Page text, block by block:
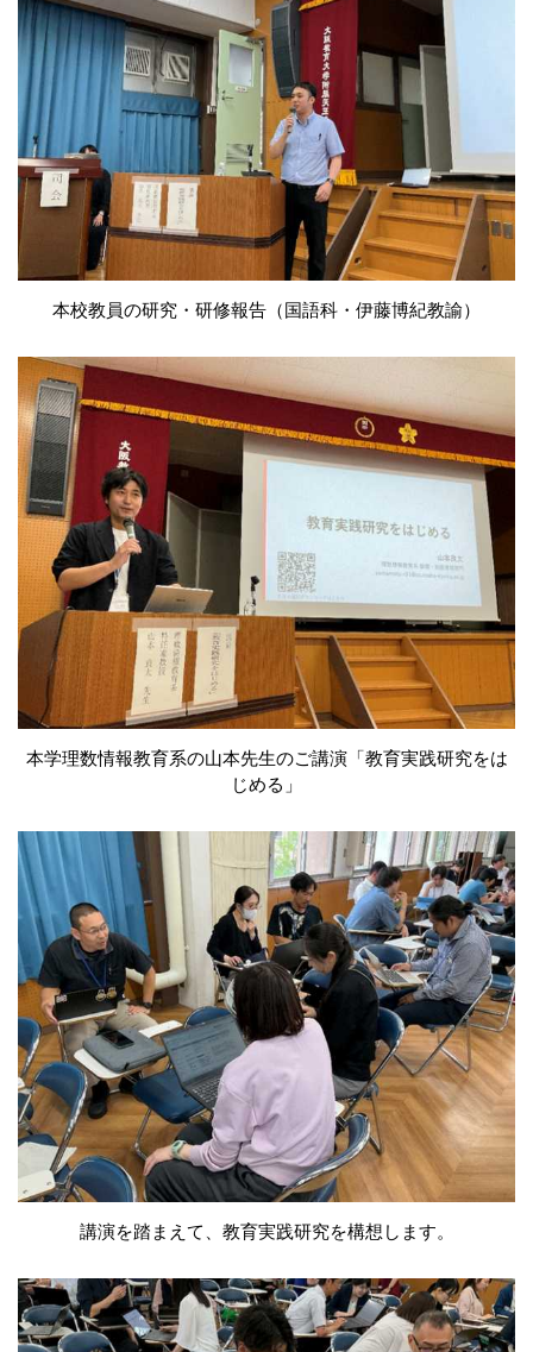
本校教員の研究・研修報告（国語科・伊藤博紀教諭）
本学理数情報教育系の山本先生のご講演「教育実践研究をは
じめる」
講演を踏まえて、教育実践研究を構想します。